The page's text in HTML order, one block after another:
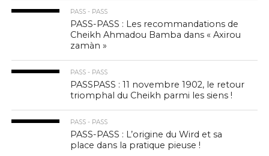
PASS - PASS
PASS-PASS : Les recommandations de
Cheikh Ahmadou Bamba dans « Axirou
zamàn »
PASS - PASS
PASSPASS : 11 novembre 1902, le retour
triomphal du Cheikh parmi les siens !
PASS - PASS
PASS-PASS : L’origine du Wird et sa
place dans la pratique pieuse !